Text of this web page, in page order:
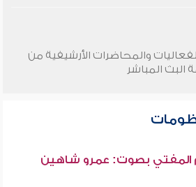
والمحاضرات الأرشيفية من
البث المباشر
بصوت: عمرو شاهين